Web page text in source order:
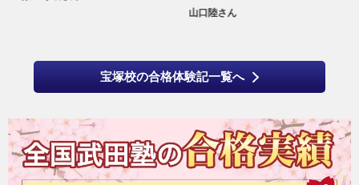
宝塚校の合格体験記一覧へ